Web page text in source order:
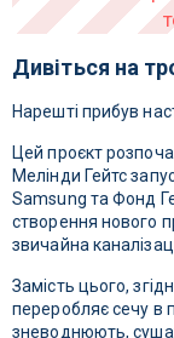
Дивіться на
Нарешті прибув
Цей проєкт
Мелінди Гейтс
Samsung та Фонд
створення нового
звичайна
Замість цього,
переробляє сечу в
зневоднюють,